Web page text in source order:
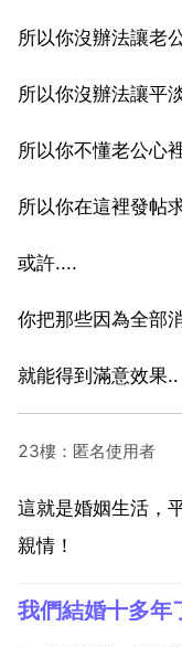
所以你沒辦法讓老
所以你沒辦法讓平
所以你不懂老公心
所以你在這裡發帖
或許....
你把那些因為全部
就能得到滿意效果..
23樓：匿名使用者
這就是婚姻生活，
親情！